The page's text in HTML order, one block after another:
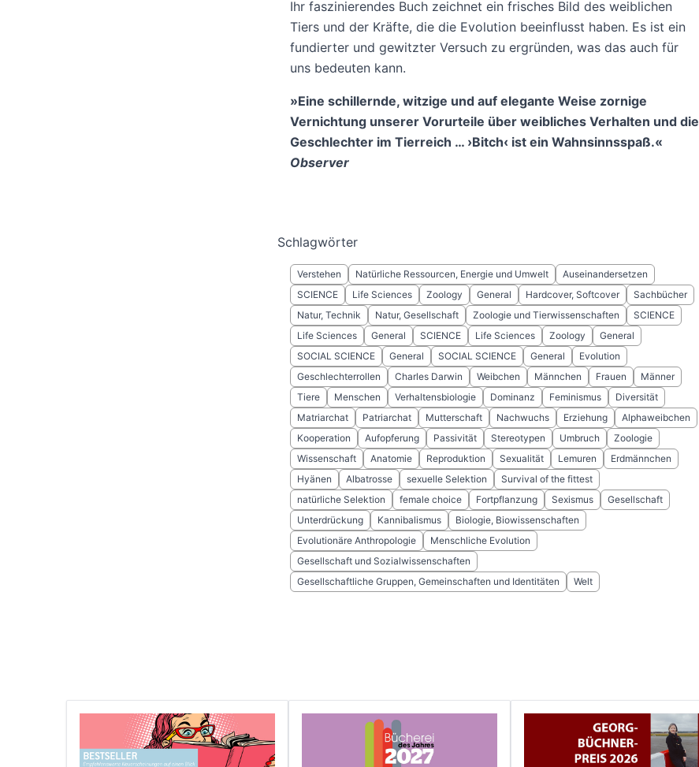
Ihr faszinierendes Buch zeichnet ein frisches Bild des weiblichen
Tiers und der Kräfte, die die Evolution beeinflusst haben. Es ist ein
fundierter und gewitzter Versuch zu ergründen, was das auch für
uns bedeuten kann.
»Eine schillernde, witzige und auf elegante Weise zornige
Vernichtung unserer Vorurteile über weibliches Verhalten und die
Geschlechter im Tierreich … ›Bitch‹ ist ein Wahnsinnsspaß.«
Observer
Schlagwörter
Verstehen Natürliche Ressourcen, Energie und Umwelt
Auseinandersetzen
SCIENCE
Life Sciences Zoology General Hardcover, Softcover
Sachbücher
Natur, Technik
Natur, Gesellschaft Zoologie und Tierwissenschaften
SCIENCE
Life Sciences
General SCIENCE Life Sciences Zoology
General
SOCIAL SCIENCE
General SOCIAL SCIENCE General
Evolution
Geschlechterrollen
Charles Darwin Weibchen Männchen Frauen
Männer
Tiere
Menschen Verhaltensbiologie Dominanz Feminismus
Diversität
Matriarchat
Patriarchat Mutterschaft Nachwuchs Erziehung
Alphaweibchen
Kooperation
Aufopferung Passivität Stereotypen Umbruch
Zoologie
Wissenschaft
Anatomie Reproduktion Sexualität Lemuren
Erdmännchen
Hyänen
Albatrosse sexuelle Selektion
Survival of the fittest
natürliche Selektion
female choice Fortpflanzung Sexismus
Gesellschaft
Unterdrückung
Kannibalismus
Biologie, Biowissenschaften
Evolutionäre Anthropologie
Menschliche Evolution
Gesellschaft und Sozialwissenschaften
Gesellschaftliche Gruppen, Gemeinschaften und Identitäten
Welt